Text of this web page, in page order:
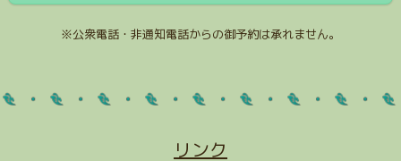
※公衆電話・非通知電話からの御予約は承れません。
リンク